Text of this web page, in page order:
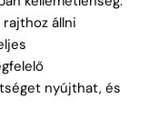
állni
nyújthat, és